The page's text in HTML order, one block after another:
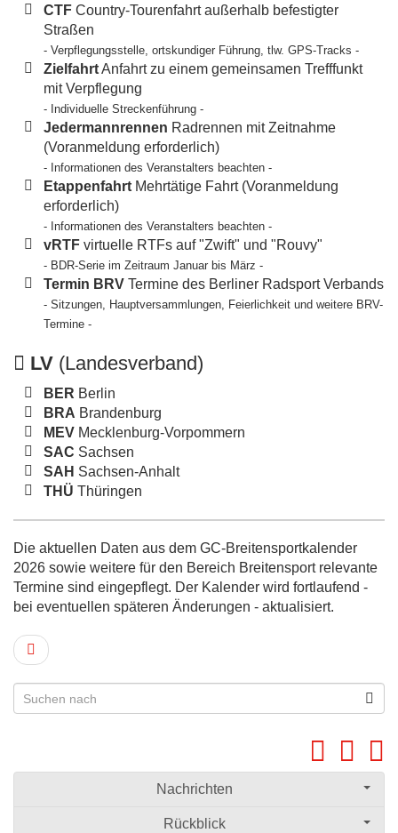
CTF Country-Tourenfahrt außerhalb befestigter
Straßen
- Verpflegungsstelle, ortskundiger Führung, tlw. GPS-Tracks -
ZielfahrtAnfahrt zu einem gemeinsamen Trefffunkt
mit Verpflegung
- Individuelle Streckenführung -
Jedermannrennen Radrennen mit Zeitnahme
(Voranmeldung erforderlich)
- Informationen des Veranstalters beachten -
Etappenfahrt Mehrtätige Fahrt (Voranmeldung
erforderlich)
- Informationen des Veranstalters beachten -
vRTF virtuelle RTFs auf "Zwift" und "Rouvy"
- BDR-Serie im Zeitraum Januar bis März -
Termin BRV Termine des Berliner Radsport Verbands
- Sitzungen, Hauptversammlungen, Feierlichkeit und weitere BRV-
Termine -
LV (Landesverband)
BER Berlin
BRA Brandenburg
MEV Mecklenburg-Vorpommern
SAC Sachsen
SAH Sachsen-Anhalt
THÜ Thüringen
Die aktuellen Daten aus dem GC-Breitensportkalender
2026 sowie weitere für den Bereich Breitensport relevante
Termine sind eingepflegt. Der Kalender wird fortlaufend -
bei eventuellen späteren Änderungen - aktualisiert.
Nachrichten
Rückblick